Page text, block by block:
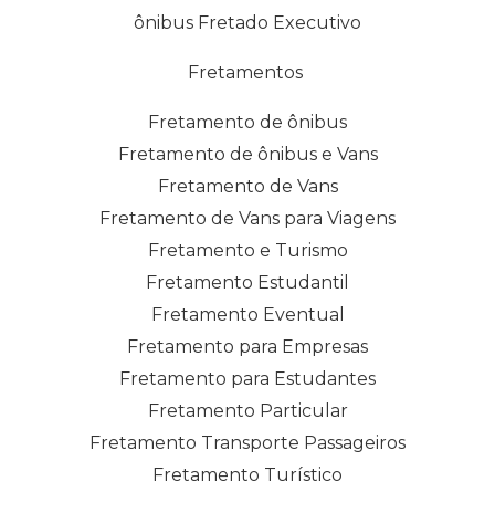
ônibus Fretado Executivo
Fretamentos
Fretamento de ônibus
Fretamento de ônibus e Vans
Fretamento de Vans
Fretamento de Vans para Viagens
Fretamento e Turismo
Fretamento Estudantil
Fretamento Eventual
Fretamento para Empresas
Fretamento para Estudantes
Fretamento Particular
Fretamento Transporte Passageiros
Fretamento Turístico